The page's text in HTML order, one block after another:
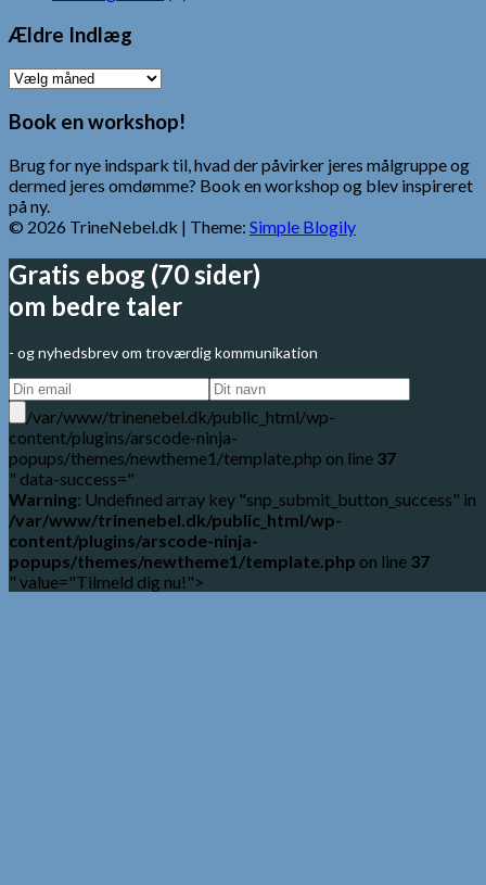
Ældre Indlæg
Ældre
Book en workshop!
Brug for nye indspark til, hvad der påvirker jeres målgruppe og
dermed jeres omdømme? Book en workshop og blev inspireret
på ny.
© 2026 TrineNebel.dk | Theme: Simple Blogily
Gratis ebog (70 sider)
om bedre taler
- og nyhedsbrev om troværdig kommunikation
/var/www/trinenebel.dk/public_html/wp-
content/plugins/arscode-ninja-
popups/themes/newtheme1/template.php on line 37
" data-success="
Warning: Undefined array key "snp_submit_button_success" in
/var/www/trinenebel.dk/public_html/wp-
content/plugins/arscode-ninja-
popups/themes/newtheme1/template.php on line 37
" value="Tilmeld dig nu!">